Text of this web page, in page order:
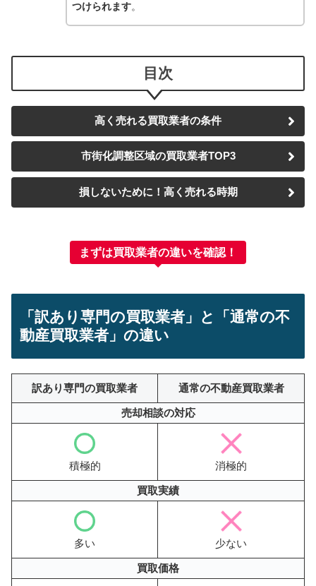
つけられます。
目次
高く売れる買取業者の条件
市街化調整区域の買取業者TOP3
損しないために！高く売れる時期
まずは買取業者の違いを確認！
「訳あり専門の買取業者」と「通常の不
動産買取業者」の違い
訳あり専門の買取業者 通常の不動産買取業者
売却相談の対応
積極的 消極的
買取実績
多い 少ない
買取価格